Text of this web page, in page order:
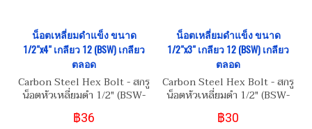
น็อตเหลี่ยมดำแข็ง ขนาด
1/2"x4" เกลียว 12 (BSW) เกลียว
ตลอด
Carbon Steel Hex Bolt - สกรู
น็อตหัวเหลี่ยมดำ 1/2" (BSW-
12) เกรดความแข็ง 8.8
฿36
น็อตเหลี่ยมดำแข็ง ขนาด
1/2"x3" เกลียว 12 (BSW) เกลียว
ตลอด
Carbon Steel Hex Bolt - สกรู
น็อตหัวเหลี่ยมดำ 1/2" (BSW-
12) เกรดความแข็ง 8.8
฿30